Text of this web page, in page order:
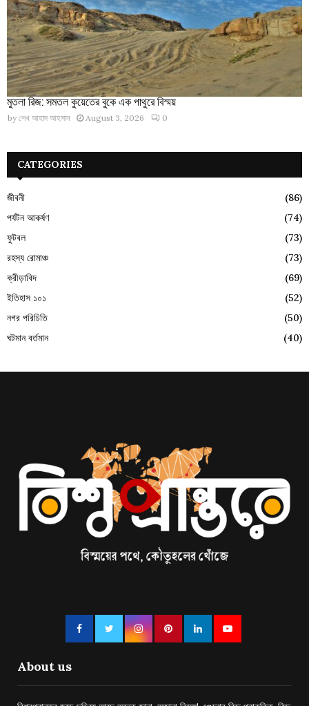
মুতলা রিজ: সমতল কুয়েতের বুকে এক পাথুরে বিস্ময়
by শেখ আহাদ আহসান August 3, 2026 0
CATEGORIES
জীবনী
(86)
পর্যটন আকর্ষণ
(74)
ফুটবল
(73)
রহস্য রোমাঞ্চ
(73)
ক্রীড়াবিদ
(69)
ইতিহাস ১০১
(52)
নগর পরিচিতি
(50)
ঘটমান বর্তমান
(40)
About us